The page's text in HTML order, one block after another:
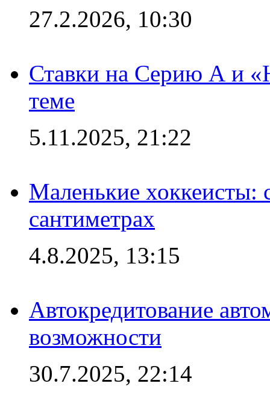
27.2.2026, 10:30
Ставки на Серию А и
теме
5.11.2025, 21:22
Маленькие хоккеисты:
сантиметрах
4.8.2025, 13:15
Автокредитование
возможности
30.7.2025, 22:14